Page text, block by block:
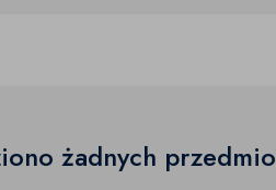
żadnych